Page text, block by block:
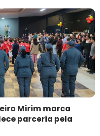
Mirim marca
parceria pela